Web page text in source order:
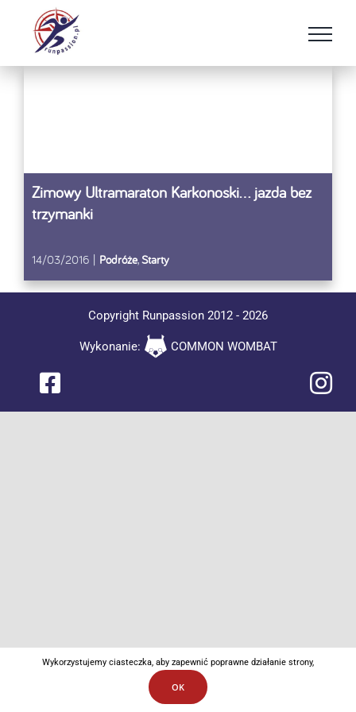
zawartości
Zimowy Ultramaraton Karkonoski… jazda bez
trzymanki
14/03/2016 | Podróże,Starty
Wykonanie: COMMON WOMBAT
Copyright Runpassion 2012 - 2026
Wykorzystujemy ciasteczka, aby zapewnić poprawne działanie strony,
OK